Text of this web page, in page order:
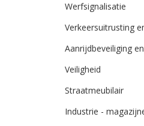
Werfsignalisatie
Verkeersuitrusting
Aanrijdbeveiliging
Veiligheid
Straatmeubilair
Industrie -